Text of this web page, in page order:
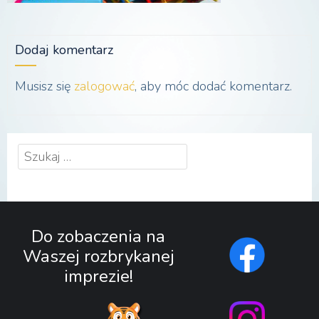
Dodaj komentarz
Musisz się zalogować, aby móc dodać komentarz.
Szukaj:
Do zobaczenia na
Waszej rozbrykanej
imprezie!